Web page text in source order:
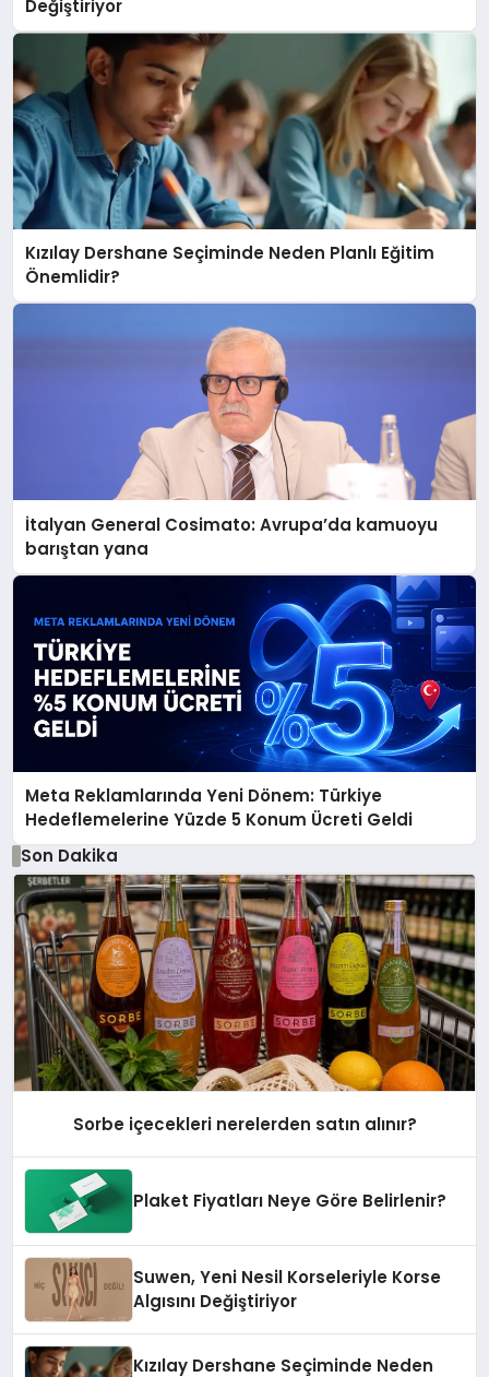
Değiştiriyor
Kızılay Dershane Seçiminde Neden Planlı Eğitim
Önemlidir?
İtalyan General Cosimato: Avrupa’da kamuoyu
barıştan yana
Meta Reklamlarında Yeni Dönem: Türkiye
Hedeflemelerine Yüzde 5 Konum Ücreti Geldi
Son Dakika
Sorbe içecekleri nerelerden satın alınır?
Plaket Fiyatları Neye Göre Belirlenir?
Suwen, Yeni Nesil Korseleriyle Korse
Algısını Değiştiriyor
Kızılay Dershane Seçiminde Neden